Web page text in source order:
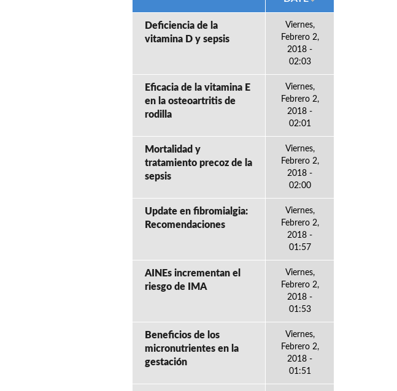
Deficiencia de la
vitamina D y sepsis
Viernes,
Febrero 2,
2018 -
02:03
Eficacia de la vitamina E
en la osteoartritis de
rodilla
Viernes,
Febrero 2,
2018 -
02:01
Mortalidad y
tratamiento precoz de la
sepsis
Viernes,
Febrero 2,
2018 -
02:00
Update en fibromialgia:
Recomendaciones
Viernes,
Febrero 2,
2018 -
01:57
AINEs incrementan el
riesgo de IMA
Viernes,
Febrero 2,
2018 -
01:53
Beneficios de los
micronutrientes en la
gestación
Viernes,
Febrero 2,
2018 -
01:51